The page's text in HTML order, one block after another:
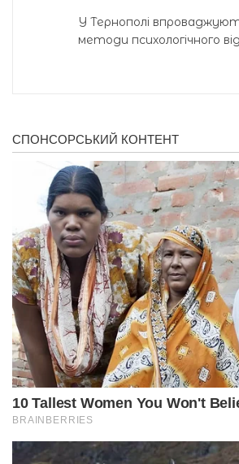
У Тернополі
методи психологічного